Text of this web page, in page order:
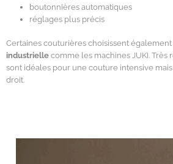
boutonnières automatiques
réglages plus précis
Certaines couturières choisissent
industrielle comme les machines JUKI. Très
sont idéales pour une couture intensive
droit.